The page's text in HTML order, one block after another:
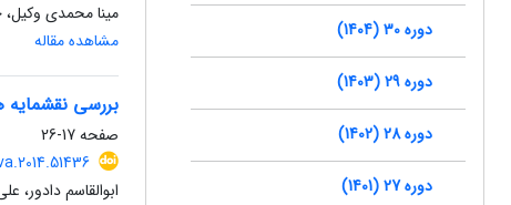
مینا محمدی
مشاهده مقاله
بررسی نقشمایه
صفحه17-26
ابوالقاسم
دوره 30 (1404)
دوره 29 (1403)
دوره 28 (1402)
دوره 27 (1401)